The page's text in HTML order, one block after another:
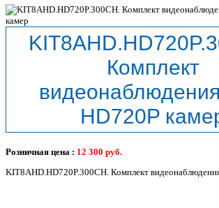
Комплект
HD720P
Розничная цена : 12 300 руб.
KIT8AHD.HD720P.300CH. Комплект